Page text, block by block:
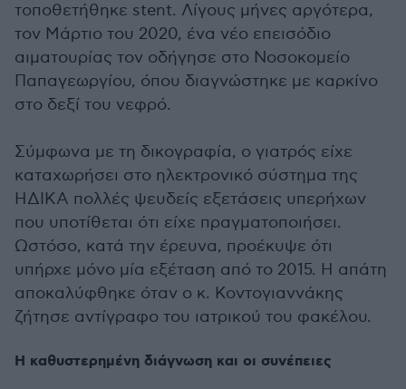
τοποθετήθηκε stent. Λίγους μήνες αργότερα,
τον Μάρτιο του 2020, ένα νέο επεισόδιο
αιματουρίας τον οδήγησε στο Νοσοκομείο
Παπαγεωργίου, όπου διαγνώστηκε με καρκίνο
στο δεξί του νεφρό.
Σύμφωνα με τη δικογραφία, ο γιατρός είχε
καταχωρήσει στο ηλεκτρονικό σύστημα της
ΗΔΙΚΑ πολλές ψευδείς εξετάσεις υπερήχων
που υποτίθεται ότι είχε πραγματοποιήσει.
Ωστόσο, κατά την έρευνα, προέκυψε ότι
υπήρχε μόνο μία εξέταση από το 2015. Η απάτη
αποκαλύφθηκε όταν ο κ. Κοντογιαννάκης
ζήτησε αντίγραφο του ιατρικού του φακέλου.
Η καθυστερημένη διάγνωση και οι συνέπειες